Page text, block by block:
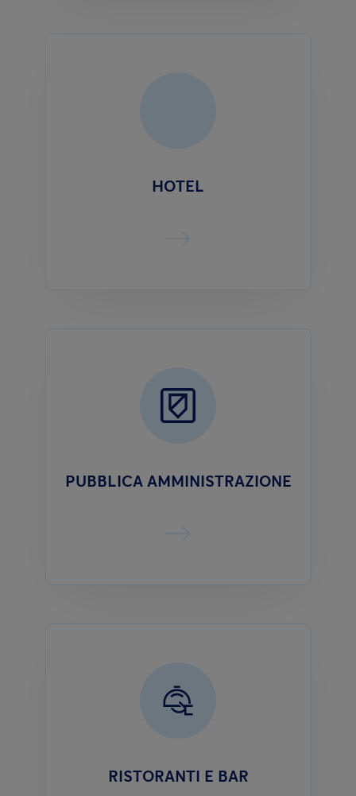
HOTEL
PUBBLICA AMMINISTRAZIONE
RISTORANTI E BAR